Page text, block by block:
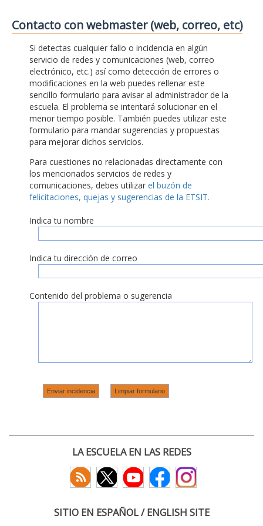
Contacto con webmaster (web, correo, etc)
Si detectas cualquier fallo o incidencia en algún
servicio de redes y comunicaciones (web, correo
electrónico, etc.) así como detección de errores o
modificaciones en la web puedes rellenar este
sencillo formulario para avisar al administrador de la
escuela. El problema se intentará solucionar en el
menor tiempo posible. También puedes utilizar este
formulario para mandar sugerencias y propuestas
para mejorar dichos servicios.
Para cuestiones no relacionadas directamente con
los mencionados servicios de redes y
comunicaciones, debes utilizar el buzón de
felicitaciones, quejas y sugerencias de la ETSIT.
Indica tu nombre
Indica tu dirección de correo
Contenido del problema o sugerencia
LA ESCUELA EN LAS REDES
SITIO EN ESPAÑOL / ENGLISH SITE